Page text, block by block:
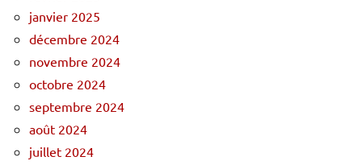
janvier 2025
décembre 2024
novembre 2024
octobre 2024
septembre 2024
août 2024
juillet 2024